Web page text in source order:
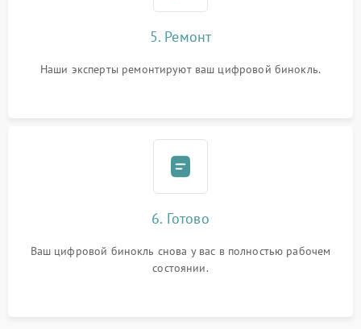
5. Ремонт
Наши эксперты ремонтируют ваш цифровой бинокль.
6. Готово
Ваш цифровой бинокль снова у вас в полностью рабочем
состоянии.